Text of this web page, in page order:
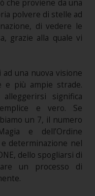
che proviene da una
polvere di stelle ad
di vedere le
grazie alla quale vi
una nuova visione
e più ampie strade.
significa
e vero. Se
un 7, il numero
e dell’Ordine
determinazione nel
dello spogliarsi di
un processo di